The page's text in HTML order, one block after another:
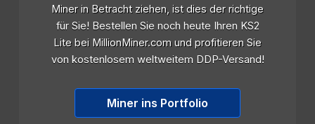
Miner in Betracht ziehen, ist dies der richtige
für Sie! Bestellen Sie noch heute Ihren KS2
Lite bei MillionMiner.com und profitieren Sie
von kostenlosem weltweitem DDP-Versand!
Miner ins Portfolio